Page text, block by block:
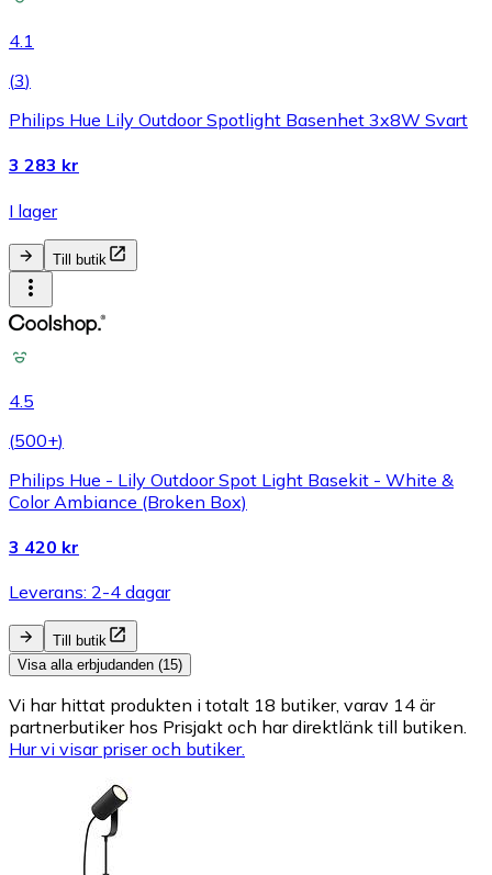
4.1
(3)
Philips Hue Lily Outdoor Spotlight Basenhet 3x8W Svart
3 283 kr
I lager
Till butik
4.5
(500+)
Philips Hue - Lily Outdoor Spot Light Basekit - White &
Color Ambiance (Broken Box)
3 420 kr
Leverans: 2-4 dagar
Till butik
Visa alla erbjudanden (15)
Vi har hittat produkten i totalt 18 butiker, varav 14 är
partnerbutiker hos Prisjakt och har direktlänk till butiken.
Hur vi visar priser och butiker.